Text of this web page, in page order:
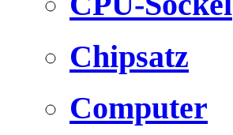
Chipsatz
Computer